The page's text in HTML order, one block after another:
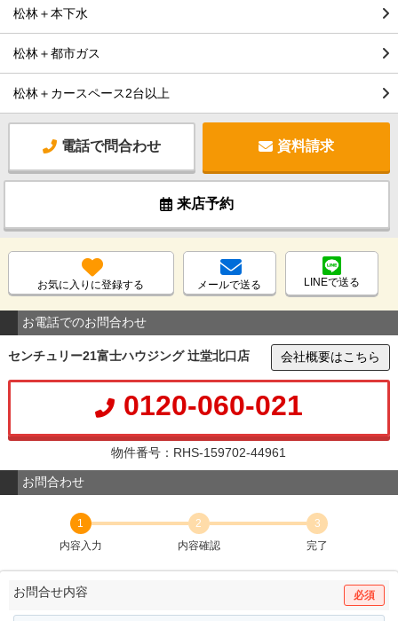
松林＋本下水
松林＋都市ガス
松林＋カースペース2台以上
電話で問合わせ 資料請求
来店予約
お気に入りに登録する メールで送る LINEで送る
お電話でのお問合わせ
センチュリー21富士ハウジング 辻堂北口店 会社概要はこちら
0120-060-021
物件番号：RHS-159702-44961
お問合わせ
1
内容入力
2
内容確認
3
完了
お問合せ内容 必須